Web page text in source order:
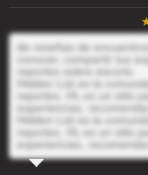
de reseñas de
conocer, compartir tus
reportes sobre escorts
Hidden List es la
reportes, HL es un sitio
experiencias,
Hidden List es la
reportes, HL es un sitio
experiencias,